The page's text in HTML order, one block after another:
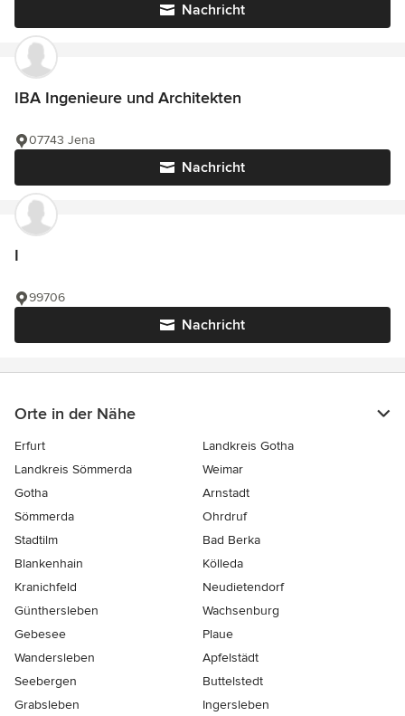
Nachricht
IBA Ingenieure und Architekten
Nachricht
07743 Jena
I
Nachricht
99706
Orte in der Nähe
Erfurt
Landkreis Gotha
Landkreis Sömmerda
Weimar
Gotha
Arnstadt
Sömmerda
Ohrdruf
Stadtilm
Bad Berka
Blankenhain
Kölleda
Kranichfeld
Neudietendorf
Günthersleben
Wachsenburg
Gebesee
Plaue
Wandersleben
Apfelstädt
Seebergen
Buttelstedt
Grabsleben
Ingersleben